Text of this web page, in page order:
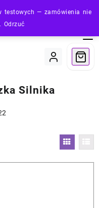
testowych — zamówienia nie
Odrzuć
Silnika